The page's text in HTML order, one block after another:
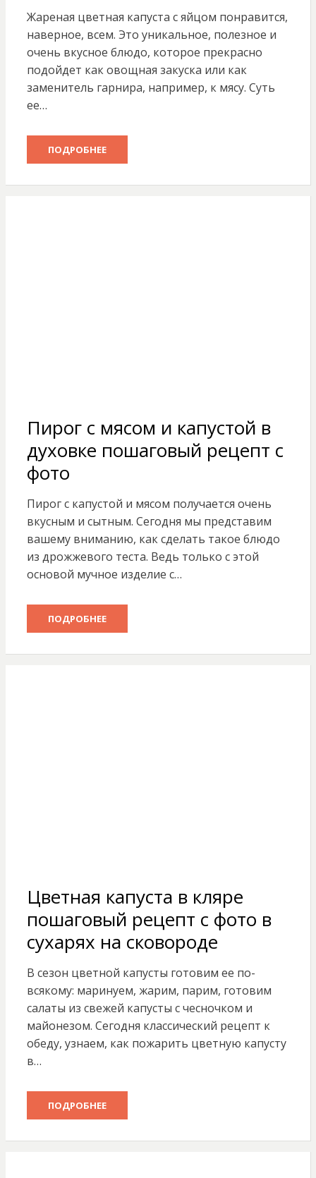
Жареная цветная капуста с яйцом понравится,
наверное, всем. Это уникальное, полезное и
очень вкусное блюдо, которое прекрасно
подойдет как овощная закуска или как
заменитель гарнира, например, к мясу. Суть
ее…
ПОДРОБНЕЕ
Пирог с мясом и капустой в
духовке пошаговый рецепт с
фото
Пирог с капустой и мясом получается очень
вкусным и сытным. Сегодня мы представим
вашему вниманию, как сделать такое блюдо
из дрожжевого теста. Ведь только с этой
основой мучное изделие с…
ПОДРОБНЕЕ
Цветная капуста в кляре
пошаговый рецепт с фото в
сухарях на сковороде
В сезон цветной капусты готовим ее по-
всякому: маринуем, жарим, парим, готовим
салаты из свежей капусты с чесночком и
майонезом. Сегодня классический рецепт к
обеду, узнаем, как пожарить цветную капусту
в…
ПОДРОБНЕЕ